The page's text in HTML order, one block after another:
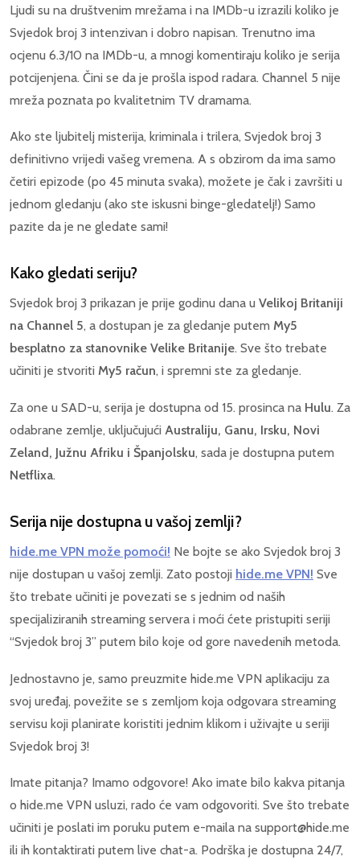
Ljudi su na društvenim mrežama i na IMDb-u izrazili koliko je
Svjedok broj 3 intenzivan i dobro napisan. Trenutno ima
ocjenu 6.3/10 na IMDb-u, a mnogi komentiraju koliko je serija
potcijenjena. Čini se da je prošla ispod radara. Channel 5 nije
mreža poznata po kvalitetnim TV dramama.
Ako ste ljubitelj misterija, kriminala i trilera, Svjedok broj 3
definitivno vrijedi vašeg vremena. A s obzirom da ima samo
četiri epizode (po 45 minuta svaka), možete je čak i završiti u
jednom gledanju (ako ste iskusni binge-gledatelj!) Samo
pazite da je ne gledate sami!
Kako gledati seriju?
Svjedok broj 3 prikazan je prije godinu dana u Velikoj Britaniji
na Channel 5, a dostupan je za gledanje putem My5
besplatno za stanovnike Velike Britanije. Sve što trebate
učiniti je stvoriti My5 račun, i spremni ste za gledanje.
Za one u SAD-u, serija je dostupna od 15. prosinca na Hulu. Za
odabrane zemlje, uključujući Australiju, Ganu, Irsku, Novi
Zeland, Južnu Afriku i Španjolsku, sada je dostupna putem
Netflixa.
Serija nije dostupna u vašoj zemlji?
hide.me VPN može pomoći! Ne bojte se ako Svjedok broj 3
nije dostupan u vašoj zemlji. Zato postoji hide.me VPN! Sve
što trebate učiniti je povezati se s jednim od naših
specijaliziranih streaming servera i moći ćete pristupiti seriji
“Svjedok broj 3” putem bilo koje od gore navedenih metoda.
Jednostavno je, samo preuzmite hide.me VPN aplikaciju za
svoj uređaj, povežite se s zemljom koja odgovara streaming
servisu koji planirate koristiti jednim klikom i uživajte u seriji
Svjedok broj 3!
Imate pitanja? Imamo odgovore! Ako imate bilo kakva pitanja
o hide.me VPN usluzi, rado će vam odgovoriti. Sve što trebate
učiniti je poslati im poruku putem e-maila na support@hide.me
ili ih kontaktirati putem live chat-a. Podrška je dostupna 24/7,